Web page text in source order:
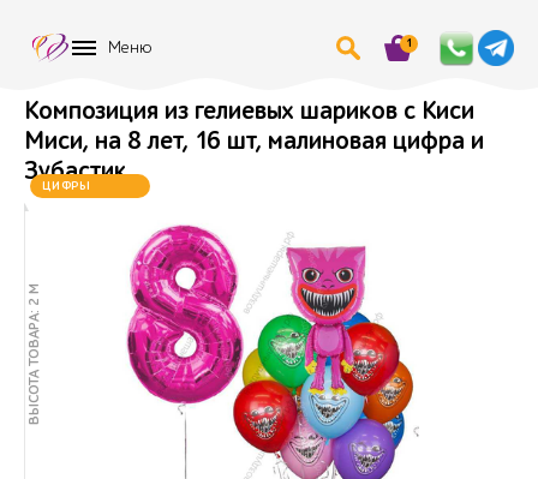
Меню 1
Композиция из гелиевых шариков с Киси
Миси, на 8 лет, 16 шт, малиновая цифра и
Зубастик
ЦИФРЫ
ВЫСОТА ТОВАРА: 2 М